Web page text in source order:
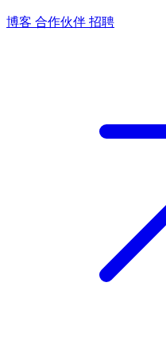
博客 合作伙伴 招聘